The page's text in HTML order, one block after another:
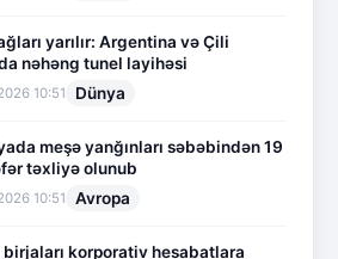
yarılır: Argentina və Çili
nəhəng tunel layihəsi
10:51 Dünya
meşə yanğınları səbəbindən 19
təxliyə olunub
10:51 Avropa
birjaları korporativ hesabatlara